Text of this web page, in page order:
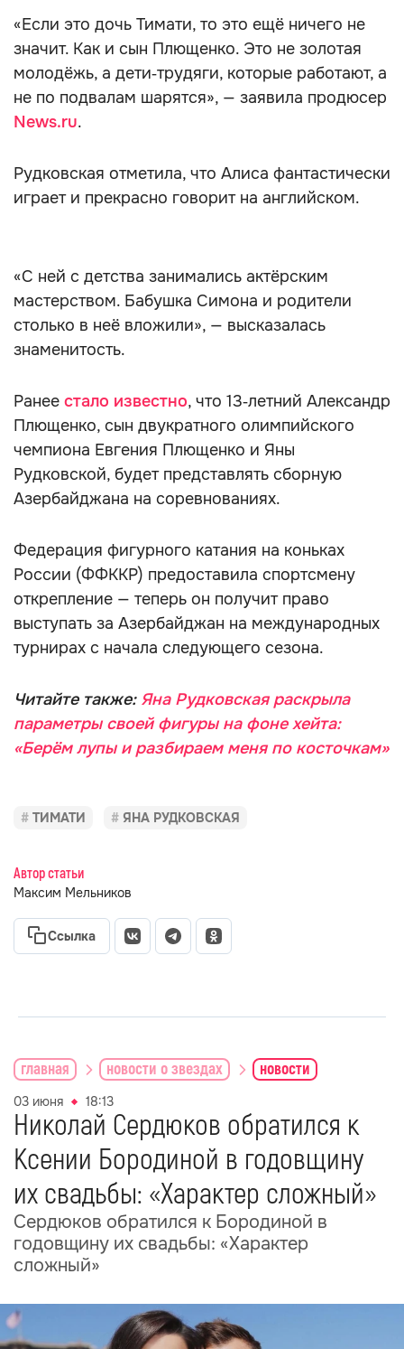
«Если это дочь Тимати, то это ещё ничего не
значит. Как и сын Плющенко. Это не золотая
молодёжь, а дети‑трудяги, которые работают, а
не по подвалам шарятся», — заявила продюсер
News.ru.
Рудковская отметила, что Алиса фантастически
играет и прекрасно говорит на английском.
«С ней с детства занимались актёрским
мастерством. Бабушка Симона и родители
столько в неё вложили», — высказалась
знаменитость.
Ранее стало известно, что 13‑летний Александр
Плющенко, сын двукратного олимпийского
чемпиона Евгения Плющенко и Яны
Рудковской, будет представлять сборную
Азербайджана на соревнованиях.
Федерация фигурного катания на коньках
России (ФФККР) предоставила спортсмену
открепление — теперь он получит право
выступать за Азербайджан на международных
турнирах с начала следующего сезона.
Читайте также:Яна Рудковская раскрыла
параметры своей фигуры на фоне хейта:
«Берём лупы и разбираем меня по косточкам»
ТИМАТИ ЯНА РУДКОВСКАЯ
Автор статьи
Максим Мельников
Ссылка
главная новости о звездах новости
03 июня 18:13
Николай Сердюков обратился к
Ксении Бородиной в годовщину
их свадьбы: «Характер сложный»
Сердюков обратился к Бородиной в
годовщину их свадьбы: «Характер
сложный»